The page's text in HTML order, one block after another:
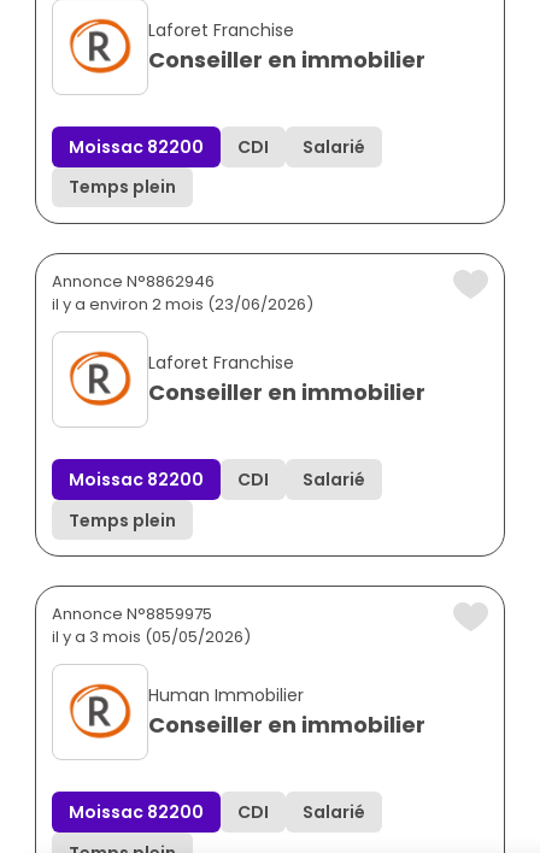
Laforet Franchise
Conseiller en immobilier
Moissac 82200 CDI
Salarié
Temps plein
Annonce N°8862946
il y a environ 2 mois (23/06/2026)
Laforet Franchise
Conseiller en immobilier
Moissac 82200 CDI
Salarié
Temps plein
Annonce N°8859975
il y a 3 mois (05/05/2026)
Human Immobilier
Conseiller en immobilier
Moissac 82200 CDI
Salarié